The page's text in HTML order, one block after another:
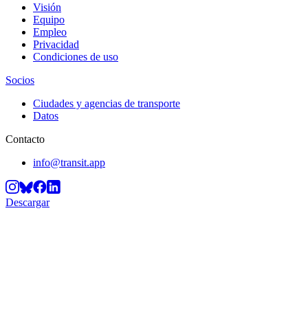
Visión
Equipo
Empleo
Privacidad
Condiciones de uso
Socios
Ciudades y agencias de transporte
Datos
Contacto
info@transit.app
Descargar